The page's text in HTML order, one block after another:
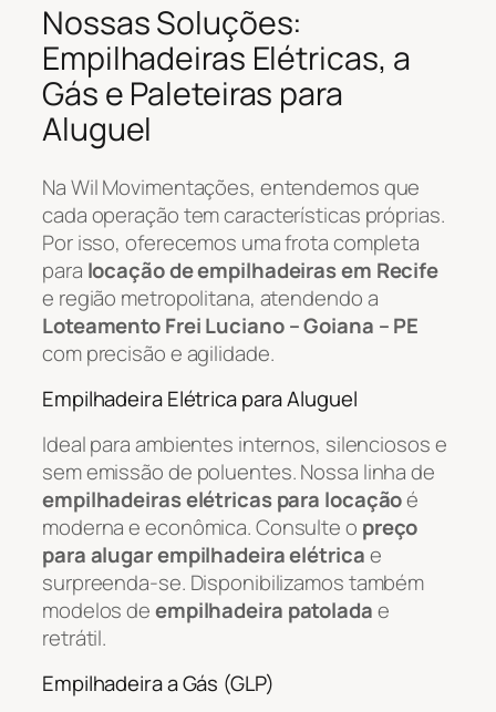
Nossas Soluções:
Empilhadeiras Elétricas, a
Gás e Paleteiras para
Aluguel
Na Wil Movimentações, entendemos que
cada operação tem características próprias.
Por isso, oferecemos uma frota completa
para locação de empilhadeiras em Recife
e região metropolitana, atendendo a
Loteamento Frei Luciano – Goiana – PE
com precisão e agilidade.
Empilhadeira Elétrica para Aluguel
Ideal para ambientes internos, silenciosos e
sem emissão de poluentes. Nossa linha de
empilhadeiras elétricas para locaçãoé
moderna e econômica. Consulte o preço
para alugar empilhadeira elétricae
surpreenda-se. Disponibilizamos também
modelos deempilhadeira patoladae
retrátil.
Empilhadeira a Gás (GLP)